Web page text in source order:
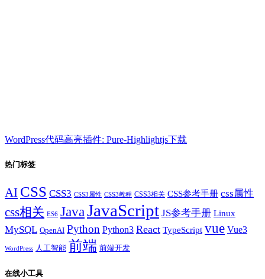
WordPress代码高亮插件: Pure-Highlightjs下载
热门标签
AI CSS CSS3 CSS3属性 CSS3教程 CSS3相关 CSS参考手册 css属性
css相关 ES6 JavaJavaScript JS参考手册 Linux
MySQL OpenAI Python Python3 React TypeScript vue Vue3
WordPress 人工智能 前端 前端开发
在线小工具